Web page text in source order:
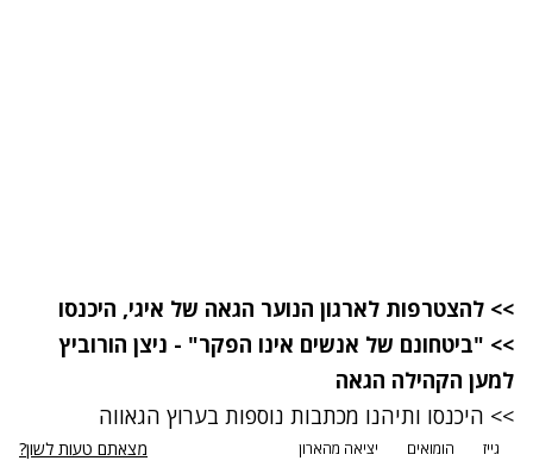
>> להצטרפות לארגון הנוער הגאה של איגי, היכנסו
>> "ביטחונם של אנשים אינו הפקר" - ניצן הורוביץ
למען הקהילה הגאה
>> היכנסו ותיהנו מכתבות נוספות בערוץ הגאווה
גייז הומואים יציאה מהארון מצאתם טעות לשון?